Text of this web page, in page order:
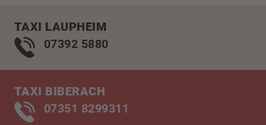
TAXI LAUPHEIM
07392 5880
TAXI BIBERACH
07351 8299311